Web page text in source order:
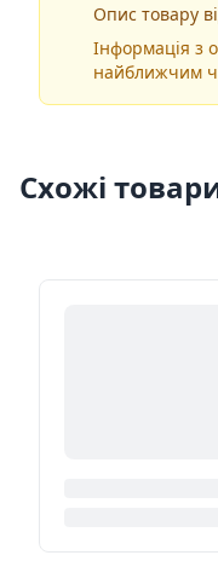
Опис товару
Інформація з
найближчим
Схожі